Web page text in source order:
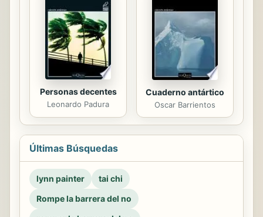
Personas decentes
Leonardo Padura
Cuaderno antártico
Oscar Barrientos
Últimas Búsquedas
lynn painter
tai chi
Rompe la barrera del no